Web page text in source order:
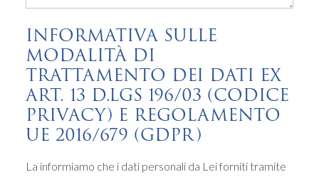
INFORMATIVA SULLE
MODALITÀ DI
TRATTAMENTO DEI DATI EX
ART. 13 D.LGS 196/03 (CODICE
PRIVACY) E REGOLAMENTO
UE 2016/679 (GDPR)
La informiamo che i dati personali da Lei forniti tramite